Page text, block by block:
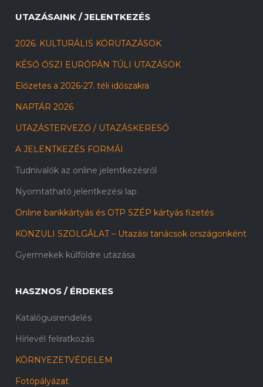
UTAZÁSAINK / JELENTKEZÉS
2026. KULTURÁLIS KÖRUTAZÁSOK
KÉSŐ ŐSZI EURÓPÁN TÚLI UTAZÁSOK
Előzetes a 2026-27. téli időszakra
NAPTÁR 2026
UTAZÁSTERVEZŐ / UTAZÁSKERESŐ
A JELENTKEZÉS FORMÁI
Tudnivalók az online jelentkezésről
Nyomtatható jelentkezési lap
Online bankkártyás és OTP SZÉP kártyás fizetés
KONZULI SZOLGÁLAT – Utazási tanácsok országonként
Gyermekek külföldre utazása
HASZNOS / ÉRDEKES
Katalógusrendelés
Hírlevél feliratkozás
KÖRNYEZETVÉDELEM
Fotópályázat